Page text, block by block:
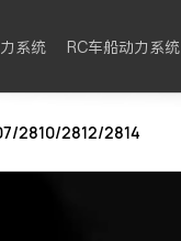
系统 RC车船动力系统
2810/2812/2814